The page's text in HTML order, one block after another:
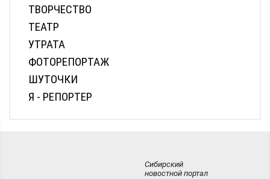
ТВОРЧЕСТВО
ТЕАТР
УТРАТА
ФОТОРЕПОРТАЖ
ШУТОЧКИ
Я - РЕПОРТЕР
Сибирский
новостной портал